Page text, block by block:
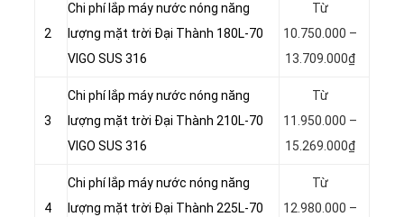
2
Chi phí lắp máy nước nóng năng
lượng mặt trời Đại Thành 180L-70
VIGO SUS 316
Từ
10.750.000 –
13.709.000₫
3
Chi phí lắp máy nước nóng năng
lượng mặt trời Đại Thành 210L-70
VIGO SUS 316
Từ
11.950.000 –
15.269.000₫
4
Chi phí lắp máy nước nóng năng
lượng mặt trời Đại Thành 225L-70
Từ
12.980.000 –